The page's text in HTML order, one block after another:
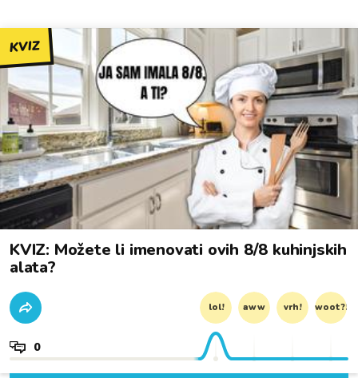
KVIZ
KVIZ: Možete li imenovati ovih 8/8 kuhinjskih
alata?
lol! aww vrh! woot?!
0